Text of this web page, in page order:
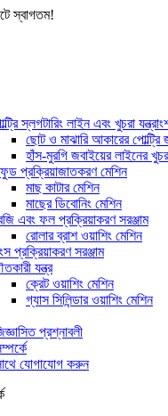
স্বাগতম!
স্লগটারিং লাইন এবং খুচরা
ছোট ও মাঝারি আকারের পোল্ট্রি
হাঁস-মুরগি জবাইয়ের লাইনের
প্রক্রিয়াজাতকরণ মেশিন
মাছ কাটার মেশিন
মাছের ডিবোনিং মেশিন
এবং ফল প্রক্রিয়াকরণ সরঞ্জাম
রোলার ব্রাশ ওয়াশিং মেশিন
প্রক্রিয়াকরণ সরঞ্জাম
যন্ত্র
ক্রেট ওয়াশিং মেশিন
গ্যাস সিলিন্ডার ওয়াশিং মেশিন
প্রশ্নাবলী
যোগাযোগ করুন